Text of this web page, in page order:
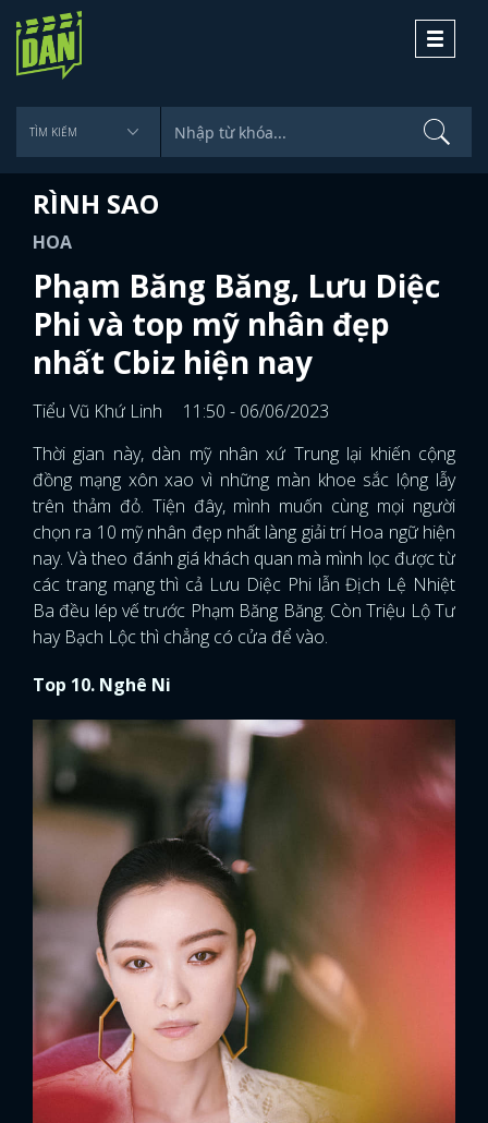
Toggle
RÌNH SAO
HOA
Phạm Băng Băng, Lưu Diệc
Phi và top mỹ nhân đẹp
nhất Cbiz hiện nay
Tiểu Vũ Khứ Linh
11:50 - 06/06/2023
Thời gian này, dàn mỹ nhân xứ Trung lại khiến cộng
đồng mạng xôn xao vì những màn khoe sắc lộng lẫy
trên thảm đỏ. Tiện đây, mình muốn cùng mọi người
chọn ra 10 mỹ nhân đẹp nhất làng giải trí Hoa ngữ hiện
nay. Và theo đánh giá khách quan mà mình lọc được từ
các trang mạng thì cả Lưu Diệc Phi lẫn Địch Lệ Nhiệt
Ba đều lép vế trước Phạm Băng Băng. Còn Triệu Lộ Tư
hay Bạch Lộc thì chẳng có cửa để vào.
Top 10. Nghê Ni